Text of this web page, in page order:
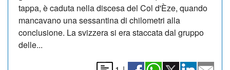
tappa, è caduta nella discesa del Col d'Èze, quando
mancavano una sessantina di chilometri alla
conclusione. La svizzera si era staccata dal gruppo
delle...